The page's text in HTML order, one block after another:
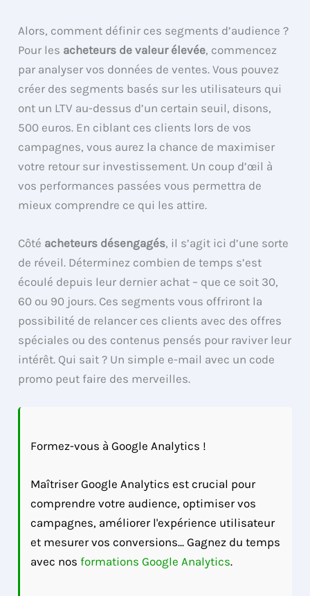
Alors, comment définir ces segments d’audience ?
Pour les acheteurs de valeur élevée, commencez
par analyser vos données de ventes. Vous pouvez
créer des segments basés sur les utilisateurs qui
ont un LTV au-dessus d’un certain seuil, disons,
500 euros. En ciblant ces clients lors de vos
campagnes, vous aurez la chance de maximiser
votre retour sur investissement. Un coup d’œil à
vos performances passées vous permettra de
mieux comprendre ce qui les attire.
Côté acheteurs désengagés, il s’agit ici d’une sorte
de réveil. Déterminez combien de temps s’est
écoulé depuis leur dernier achat – que ce soit 30,
60 ou 90 jours. Ces segments vous offriront la
possibilité de relancer ces clients avec des offres
spéciales ou des contenus pensés pour raviver leur
intérêt. Qui sait ? Un simple e-mail avec un code
promo peut faire des merveilles.
Formez-vous à Google Analytics !
Maîtriser Google Analytics est crucial pour
comprendre votre audience, optimiser vos
campagnes, améliorer l'expérience utilisateur
et mesurer vos conversions... Gagnez du temps
avec nosformations Google Analytics.